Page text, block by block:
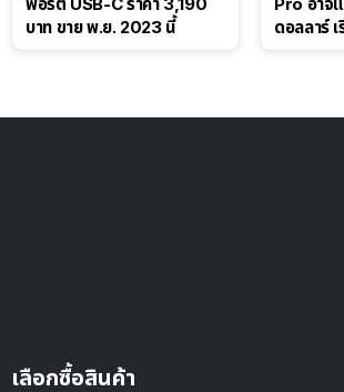
บาท ขาย พ.ย. 2023 นี้
ดอลลาร์
เลือกซื้อสินค้า